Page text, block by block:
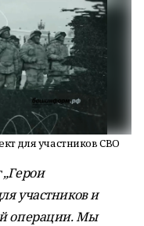
для участников СВО
участников и
операции. Мы